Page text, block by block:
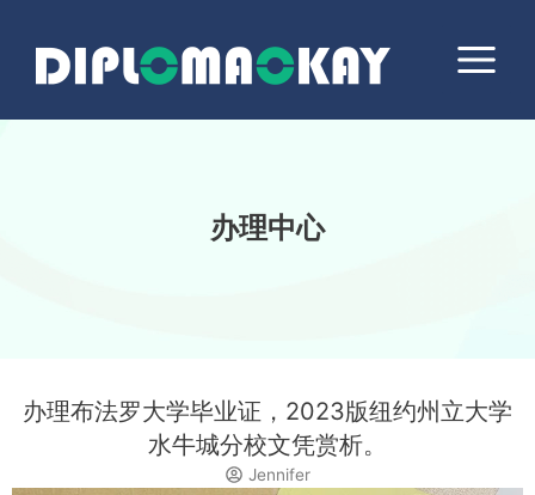
Menu
办理中心
办理布法罗大学毕业证，2023版纽约州立大学
水牛城分校文凭赏析。
Jennifer